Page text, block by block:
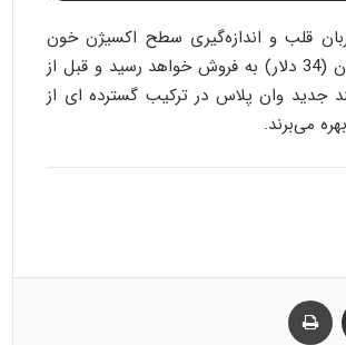
قلب و اندازه‌گیری سطح اکسیژن خون
پشتیبانی می‌کند. اسمارت بند جدید وان‌پلاس با قیمتی در حدود 2499 یوان (34 دلار) به فروش خواهد رسید و قبل از
اسمارت بند جدید وان ‌پلاس در ترکیب گسترده ای از
می‌برند.